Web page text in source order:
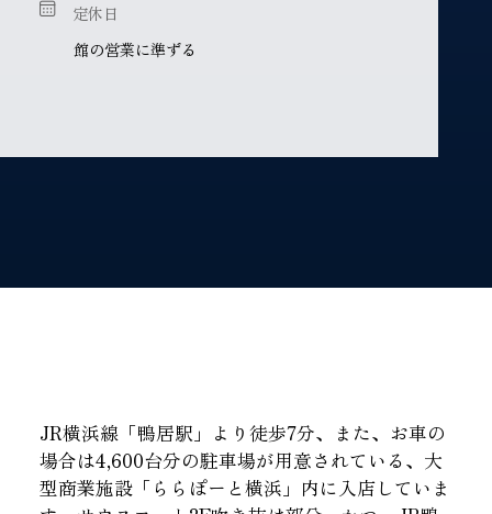
定休日
館の営業に準ずる
JR横浜線「鴨居駅」より徒歩7分、また、お車の
場合は4,600台分の駐車場が用意されている、大
型商業施設「ららぽーと横浜」内に入店していま